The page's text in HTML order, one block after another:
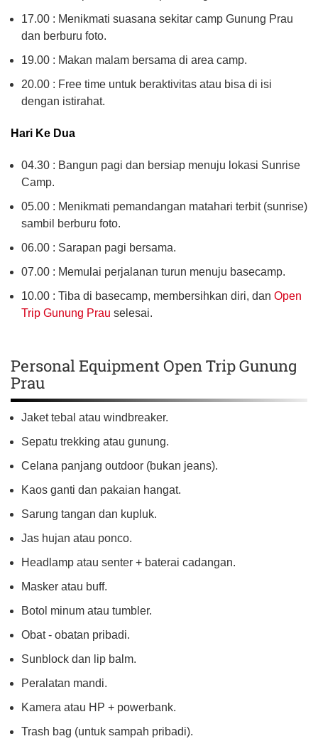
17.00 : Menikmati suasana sekitar camp Gunung Prau
dan berburu foto.
19.00 : Makan malam bersama di area camp.
20.00 : Free time untuk beraktivitas atau bisa di isi
dengan istirahat.
Hari Ke Dua
04.30 : Bangun pagi dan bersiap menuju lokasi Sunrise
Camp.
05.00 : Menikmati pemandangan matahari terbit (sunrise)
sambil berburu foto.
06.00 : Sarapan pagi bersama.
07.00 : Memulai perjalanan turun menuju basecamp.
10.00 : Tiba di basecamp, membersihkan diri, dan Open
Trip Gunung Prau selesai.
Personal Equipment Open Trip Gunung
Prau
Jaket tebal atau windbreaker.
Sepatu trekking atau gunung.
Celana panjang outdoor (bukan jeans).
Kaos ganti dan pakaian hangat.
Sarung tangan dan kupluk.
Jas hujan atau ponco.
Headlamp atau senter + baterai cadangan.
Masker atau buff.
Botol minum atau tumbler.
Obat - obatan pribadi.
Sunblock dan lip balm.
Peralatan mandi.
Kamera atau HP + powerbank.
Trash bag (untuk sampah pribadi).